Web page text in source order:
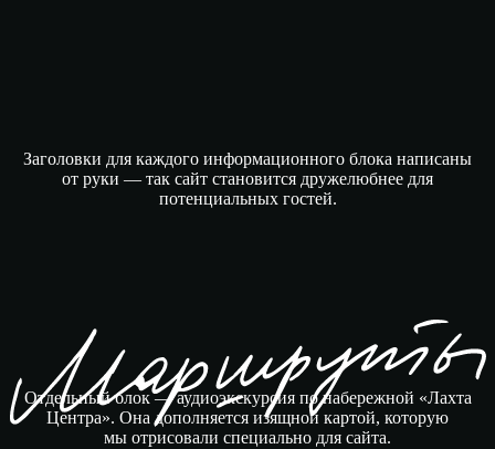
Заголовки для каждого информационного блока написаны
от руки — так сайт становится дружелюбнее для
потенциальных гостей.
Отдельный блок — аудиоэкскурсия по набережной «Лахта
Центра». Она дополняется изящной картой, которую
мы отрисовали специально для сайта.